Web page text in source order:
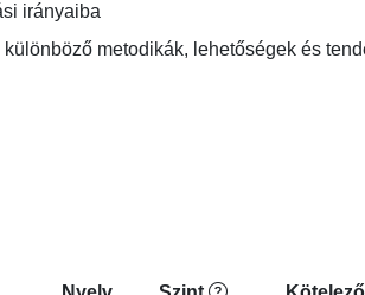
irányaiba
metodikák, lehetőségek és